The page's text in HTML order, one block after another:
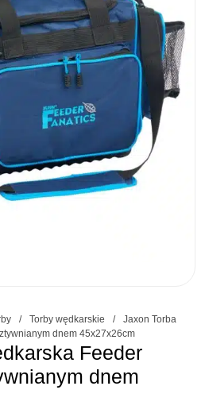
/ Torby wędkarskie /
Jaxon Torba
dnem 45x27x26cm
Feeder
dnem